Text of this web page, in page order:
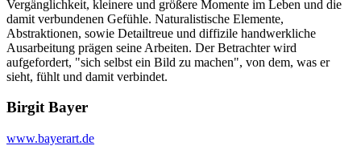
Vergänglichkeit, kleinere und größere Momente im Leben und die
damit verbundenen Gefühle. Naturalistische Elemente,
Abstraktionen, sowie Detailtreue und diffizile handwerkliche
Ausarbeitung prägen seine Arbeiten. Der Betrachter wird
aufgefordert, "sich selbst ein Bild zu machen", von dem, was er
sieht, fühlt und damit verbindet.
Birgit Bayer
www.bayerart.de